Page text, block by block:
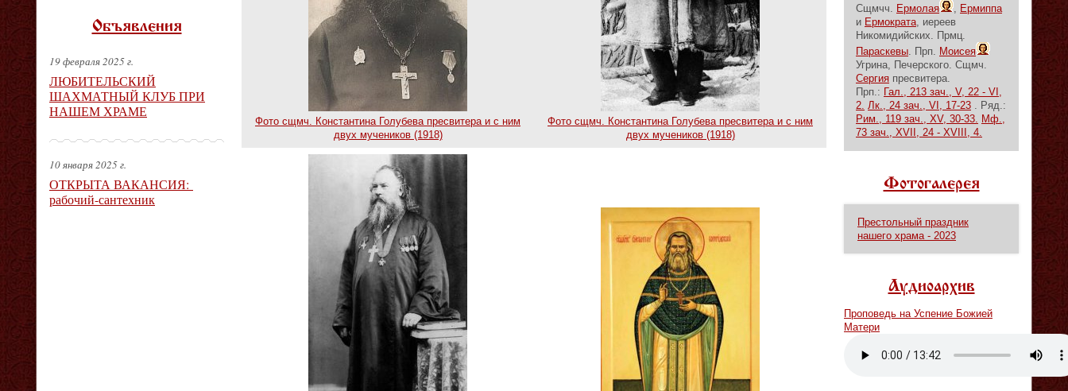
Фото сщмч. Константина Голубева пресвитера и с ним
двух мучеников (1918)
Фото сщмч. Константина Голубева пресвитера и с ним
двух мучеников (1918)
Объявления
19 февраля 2025 г.
ЛЮБИТЕЛЬСКИЙ
ШАХМАТНЫЙ КЛУБ ПРИ
НАШЕМ ХРАМЕ
10 января 2025 г.
ОТКРЫТА ВАКАНСИЯ:
рабочий-сантехник
Сщмчч. Ермолая , Ермиппа
и Ермократа, иереев
Никомидийских. Прмц.
Параскевы. Прп. Моисея
Угрина, Печерского. Сщмч.
Сергия пресвитера.
Прп.: Гал., 213 зач., V, 22 - VI,
2. Лк., 24 зач., VI, 17-23 . Ряд.:
Рим., 119 зач., XV, 30-33. Мф.,
73 зач., XVII, 24 - XVIII, 4.
Фотогалерея
Престольный праздник
нашего храма - 2023
Аудиоархив
Проповедь на Успение Божией
Матери